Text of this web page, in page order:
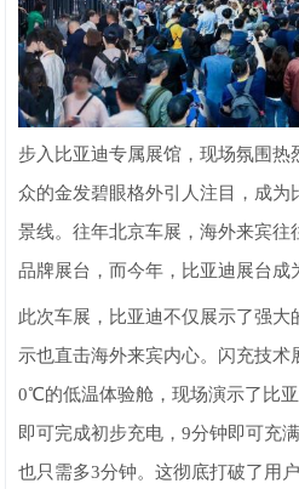
步入比亚迪专属展馆，现场氛围
众的金发碧眼格外引人注目，成为
景线。往年北京车展，海外来宾往
品牌展台，而今年，比亚迪展台成
此次车展，比亚迪不仅展示了强大
示也直击海外来宾内心。闪充技术
0℃的低温体验舱，现场演示了比
即可完成初步充电，9分钟即可充
也只需多3分钟。这彻底打破了用